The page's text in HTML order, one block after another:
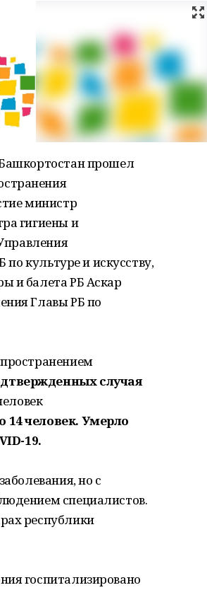
прошел
министр
гигиены и
по культуре и искусству,
и балета РБ Аскар
Главы РБ по
случая
человек. Умерло
19.
но с
специалистов.
республики
госпитализировано